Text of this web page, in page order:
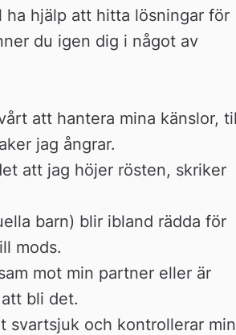
hjälp att hitta lösningar för
du igen dig i något av
att hantera mina känslor,
jag ångrar.
att jag höjer rösten, skriker
barn) blir ibland rädda för
mods.
mot min partner eller är
bli det.
svartsjuk och kontrollerar min